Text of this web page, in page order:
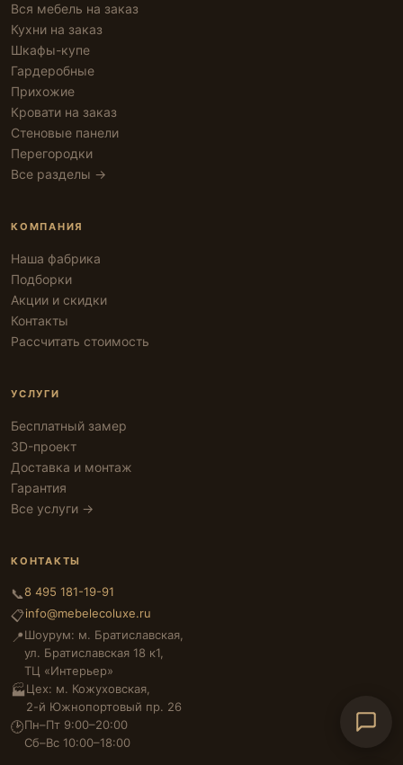
Вся мебель на заказ
Кухни на заказ
Шкафы-купе
Гардеробные
Прихожие
Кровати на заказ
Стеновые панели
Перегородки
Все разделы →
КОМПАНИЯ
Наша фабрика
Подборки
Акции и скидки
Контакты
Рассчитать стоимость
УСЛУГИ
Бесплатный замер
3D-проект
Доставка и монтаж
Гарантия
Все услуги →
КОНТАКТЫ
📞8 495 181-19-91
📋info@mebelecoluxe.ru
📍Шоурум: м. Братиславская,
ул. Братиславская 18 к1,
ТЦ «Интерьер»
🏭Цех: м. Кожуховская,
2-й Южнопортовый пр. 26
🕑Пн–Пт 9:00–20:00
Сб–Вс 10:00–18:00